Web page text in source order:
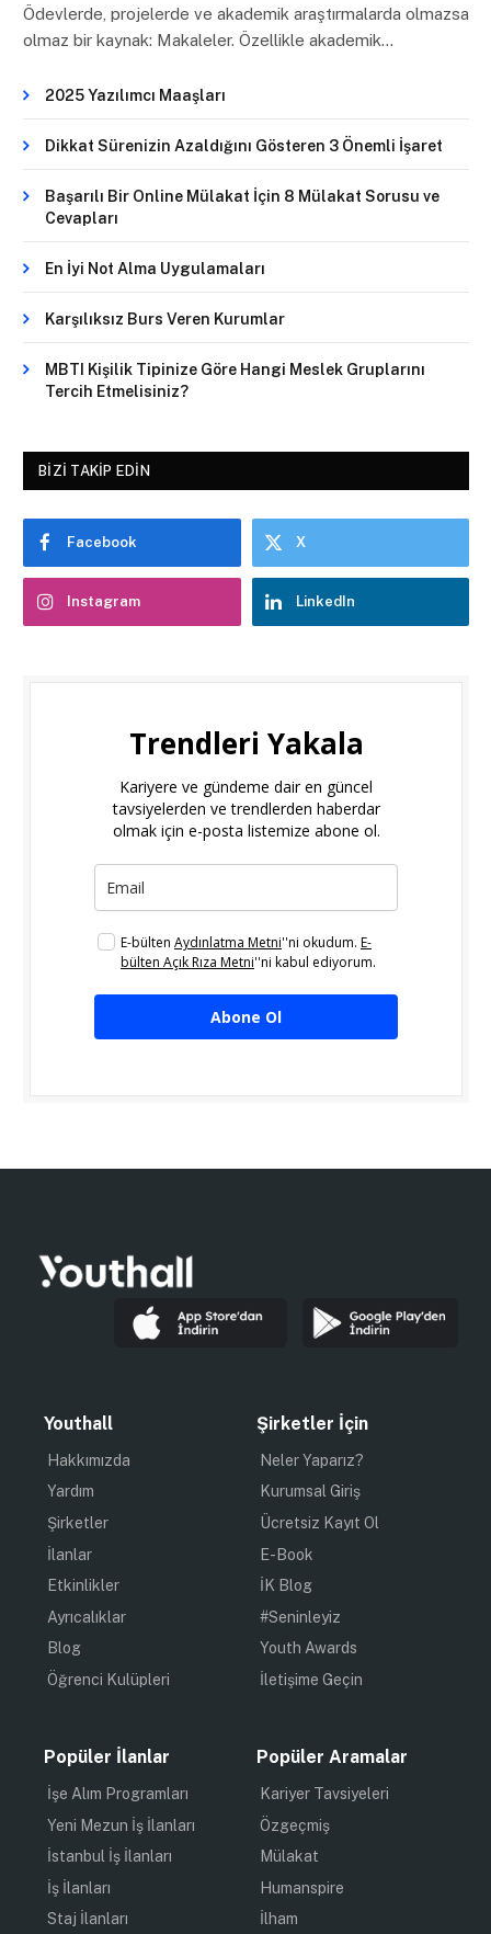
Ödevlerde, projelerde ve akademik araştırmalarda olmazsa
olmaz bir kaynak: Makaleler. Özellikle akademik…
2025 Yazılımcı Maaşları
Dikkat Sürenizin Azaldığını Gösteren 3 Önemli İşaret
Başarılı Bir Online Mülakat İçin 8 Mülakat Sorusu ve
Cevapları
En İyi Not Alma Uygulamaları
Karşılıksız Burs Veren Kurumlar
MBTI Kişilik Tipinize Göre Hangi Meslek Gruplarını
Tercih Etmelisiniz?
BIZI TAKIP EDIN
Facebook X
Instagram LinkedIn
Trendleri Yakala
Kariyere ve gündeme dair en güncel
tavsiyelerden ve trendlerden haberdar
olmak için e-posta listemize abone ol.
E-bülten Aydınlatma Metni''ni okudum. E-
bülten Açık Rıza Metni''ni kabul ediyorum.
Abone Ol
Youthall
Hakkımızda
Yardım
Şirketler
İlanlar
Etkinlikler
Ayrıcalıklar
Blog
Öğrenci Kulüpleri
Şirketler İçin
Neler Yaparız?
Kurumsal Giriş
Ücretsiz Kayıt Ol
E-Book
İK Blog
#Seninleyiz
Youth Awards
İletişime Geçin
Popüler İlanlar
İşe Alım Programları
Yeni Mezun İş İlanları
İstanbul İş İlanları
İş İlanları
Staj İlanları
Popüler Aramalar
Kariyer Tavsiyeleri
Özgeçmiş
Mülakat
Humanspire
İlham